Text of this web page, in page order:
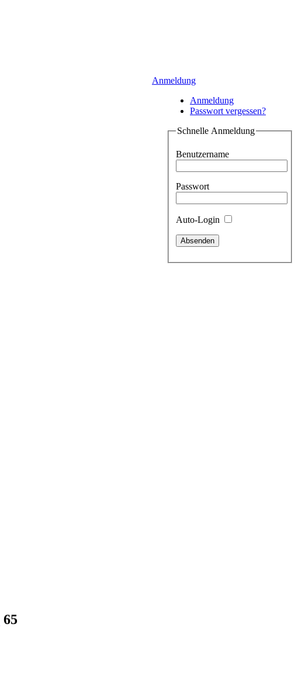
Anmeldung
Anmeldung
Passwort vergessen?
Schnelle Anmeldung
Benutzername
Passwort
Auto-Login
65